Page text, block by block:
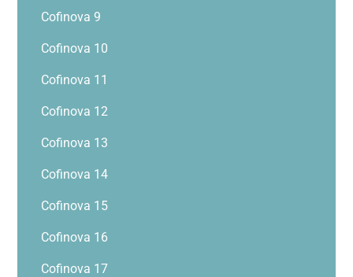
Cofinova 9
Cofinova 10
Cofinova 11
Cofinova 12
Cofinova 13
Cofinova 14
Cofinova 15
Cofinova 16
Cofinova 17